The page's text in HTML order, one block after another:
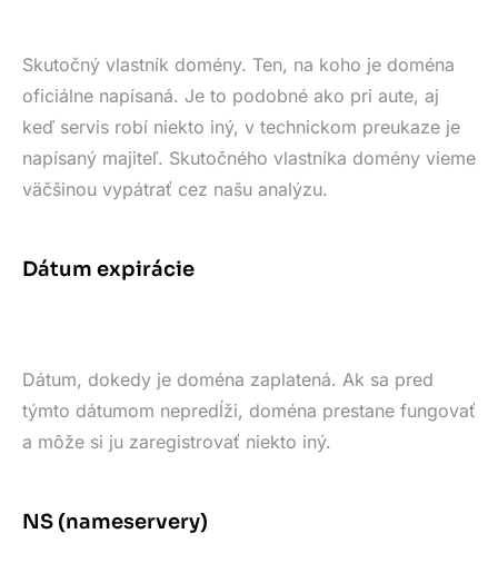
Skutočný vlastník domény. Ten, na koho je doména
oficiálne napísaná. Je to podobné ako pri aute, aj
keď servis robí niekto iný, v technickom preukaze je
napísaný majiteľ. Skutočného vlastníka domény vieme
väčšinou vypátrať cez našu analýzu.
Dátum expirácie
Dátum, dokedy je doména zaplatená. Ak sa pred
týmto dátumom nepredĺži, doména prestane fungovať
a môže si ju zaregistrovať niekto iný.
NS (nameservery)